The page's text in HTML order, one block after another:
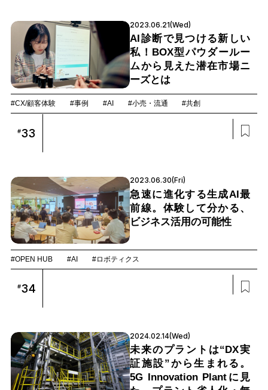
デジタルツイン 2023.06.21(Wed)
AI診断で見つける新しい
私！BOX型パウダールー
ムから見えた潜在市場ニ
ーズとは
#CX/顧客体験 #事例 #AI #小売・流通 #共創
#33
2023.06.30(Fri)
急速に進化する生成AI最
前線。体験して分かる、
ビジネス活用の可能性
#OPEN HUB #AI #ロボティクス
#34
2024.02.14(Wed)
未来のプラントは“DX実
証施設”から生まれる。
5G Innovation Plantに見